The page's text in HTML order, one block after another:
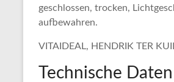
geschlossen, trocken,
aufbewahren.
VITAIDEAL, HENDRIK TER
Technische Daten